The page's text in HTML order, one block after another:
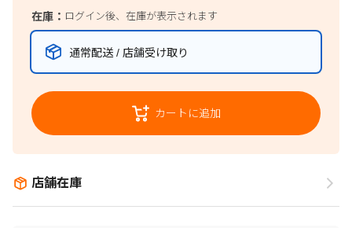
在庫： ログイン後、在庫が表示されます
通常配送 / 店舗受け取り
カートに追加
店舗在庫